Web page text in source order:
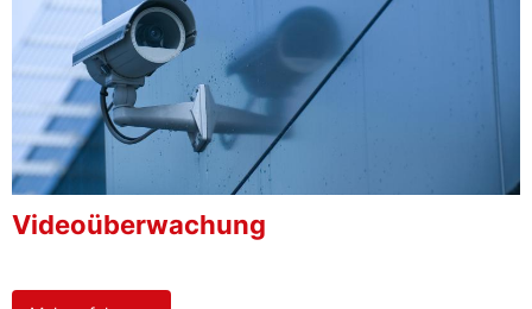
Videoüberwachung